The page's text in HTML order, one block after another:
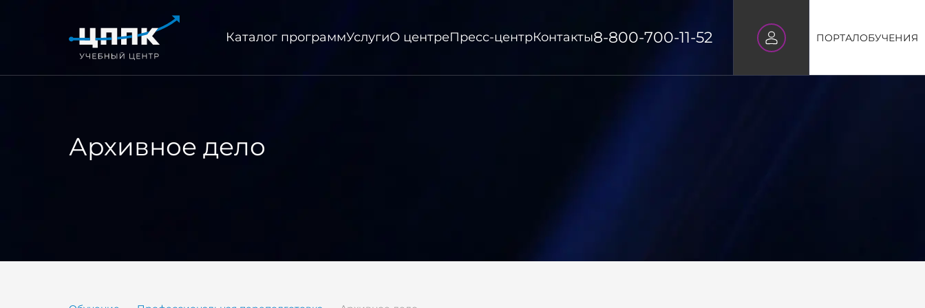
Каталог программУслугиО центреПресс-центрКонтакты8-800-700-11-52 ПОРТАЛОБУЧЕНИЯ
Архивное дело